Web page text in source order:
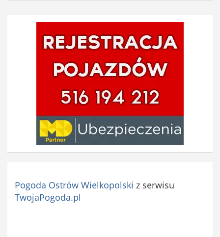
Pogoda Ostrów Wielkopolski z serwisu
TwojaPogoda.pl